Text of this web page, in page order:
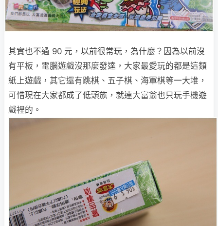
其實也不過 90 元，以前很常玩，為什麼？因為以前沒
有平板，電腦遊戲沒那麼發達，大家最愛玩的都是這類
紙上遊戲，其它還有跳棋、五子棋、海軍棋等一大堆，
可惜現在大家都成了低頭族，就連大富翁也只玩手機遊
戲裡的。